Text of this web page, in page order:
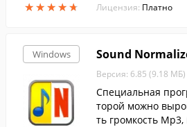
★★★★★
★★★★★ Лицензия: Платно
Windows Sound
Версия: 6.85 (9.18 МБ)
Специальная
торой можно
ть громкость Mp3,